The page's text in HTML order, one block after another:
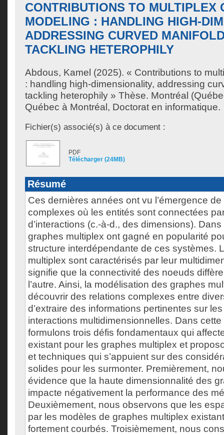
CONTRIBUTIONS TO MULTIPLEX
MODELING : HANDLING HIGH-
ADDRESSING CURVED
TACKLING HETEROPHILY
Abdous, Kamel (2025). « Contributions to
: handling high-dimensionality, addressing
tackling heterophily » Thèse. Montréal
Québec à Montréal, Doctorat en informatique.
Fichier(s) associé(s) à ce document :
PDF
Télécharger (24MB)
Résumé
Ces dernières années ont vu l’émergence
complexes où les entités sont connectées
d’interactions (c.-à-d., des dimensions).
graphes multiplex ont gagné en popularité
structure interdépendante de ces systèmes.
multiplex sont caractérisés par leur
signifie que la connectivité des noeuds
l’autre. Ainsi, la modélisation des graphes
découvrir des relations complexes entre
d’extraire des informations pertinentes sur
interactions multidimensionnelles. Dans
formulons trois défis fondamentaux qui
existant pour les graphes multiplex et
et techniques qui s’appuient sur des
solides pour les surmonter. Premièrement,
évidence que la haute dimensionnalité des
impacte négativement la performance des
Deuxièmement, nous observons que les
par les modèles de graphes multiplex
fortement courbés. Troisièmement, nous